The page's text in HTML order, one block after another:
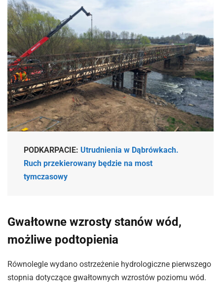
PODKARPACIE: Utrudnienia w Dąbrówkach.
Ruch przekierowany będzie na most
tymczasowy
Gwałtowne wzrosty stanów wód,
możliwe podtopienia
Równolegle wydano ostrzeżenie hydrologiczne pierwszego
stopnia dotyczące gwałtownych wzrostów poziomu wód.